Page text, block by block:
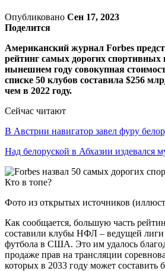
Опубликовано Сен 17, 2023
Поделится
Американский журнал Forbes
рейтинг самых дорогих
нынешнем году совокупная
списке 50 клубов составила $256
чем в 2022 году.
Сейчас читают
В Австрии навигатор завел фуру
Над белоруской в Абхазии издевался
Фото из открытых источников
Как сообщается, большую часть
составили клубы НФЛ – ведущей лиги
футбола в США. Это им удалось
продаже прав на трансляции
которых в 2033 году может составить